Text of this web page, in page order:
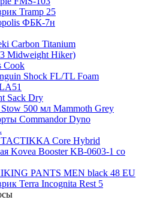
Tramp 25
ФБК-7н
Carbon Titanium
Midweight Hiker)
Cook
Shock FL/TL Foam
Sack Dry
500 мл Mammoth Grey
Commandor Dyno
Core Hybrid
Kovea Booster KB-0603-1 со
PANTS MEN black 48 EU
Terra Incognita Rest 5